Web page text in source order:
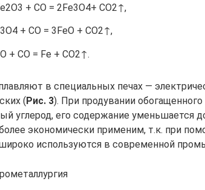
+ CO = 2Fe3O4+ CO2↑,
+ CO = 3FeO + CO2↑,
+ CO = Fe + CO2↑.
в специальных печах —
( Рис. 3). При продувании
углерод, его содержание уменьшается
экономически применим, т.к. при
используются в современной